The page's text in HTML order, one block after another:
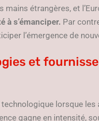
étrangères, et
à s’émanciper. Par
l’émergence de
et
lorsque les
gagne en intensité,